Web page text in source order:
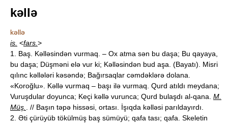
kəllə
kəllə
is. <fars. >
1. Baş. Kəlləsindən vurmaq. – Ox atma sən bu daşa; Bu qayaya,
bu daşa; Düşməni elə vur ki; Kəlləsindən bud aşa. (Bayatı). Misri
qılınc kəllələri kəsəndə; Bağırsaqlar cəmdəklərə dolana.
«Koroğlu». Kəllə vurmaq – başı ilə vurmaq. Qurd atıldı meydana;
Vuruşdular doyunca; Keçi kəllə vurunca; Qurd bulaşdı al-qana. M.
Müş.
. // Başın təpə hissəsi, ortası. İşıqda kəlləsi parıldayırdı.
2. Əti çürüyüb tökülmüş baş sümüyü; qafa tası; qafa. Skeletin